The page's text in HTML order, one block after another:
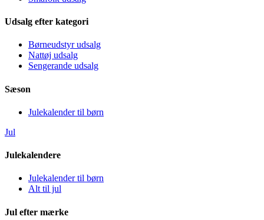
Udsalg efter kategori
Børneudstyr udsalg
Nattøj udsalg
Sengerande udsalg
Sæson
Julekalender til børn
Jul
Julekalendere
Julekalender til børn
Alt til jul
Jul efter mærke